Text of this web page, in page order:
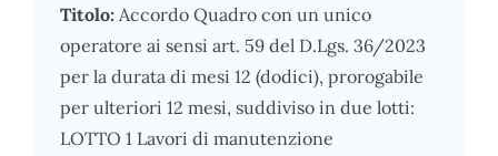
Titolo: Accordo Quadro con un unico
operatore ai sensi art. 59 del D.Lgs. 36/2023
per la durata di mesi 12 (dodici), prorogabile
per ulteriori 12 mesi, suddiviso in due lotti:
LOTTO 1 Lavori di manutenzione